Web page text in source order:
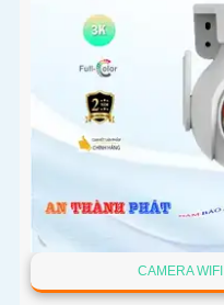
CAMERA